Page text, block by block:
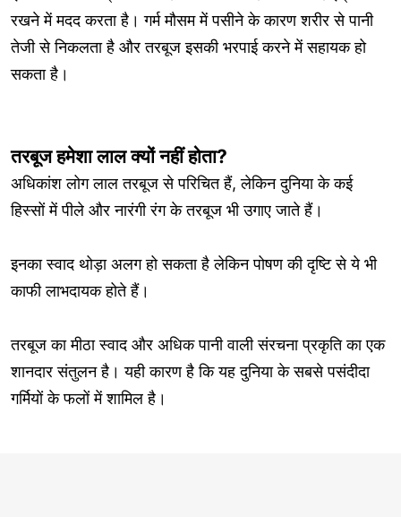
रखने में मदद करता है। गर्म मौसम में पसीने के कारण शरीर से पानी
तेजी से निकलता है और तरबूज इसकी भरपाई करने में सहायक हो
सकता है।
तरबूज हमेशा लाल क्यों नहीं होता?
अधिकांश लोग लाल तरबूज से परिचित हैं, लेकिन दुनिया के कई
हिस्सों में पीले और नारंगी रंग के तरबूज भी उगाए जाते हैं।
इनका स्वाद थोड़ा अलग हो सकता है लेकिन पोषण की दृष्टि से ये भी
काफी लाभदायक होते हैं।
तरबूज का मीठा स्वाद और अधिक पानी वाली संरचना प्रकृति का एक
शानदार संतुलन है। यही कारण है कि यह दुनिया के सबसे पसंदीदा
गर्मियों के फलों में शामिल है।